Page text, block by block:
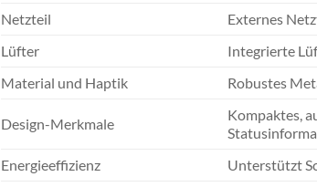
Netzteil
Externes
Lüfter
Integrierte
Material und Haptik
Robustes
Design-Merkmale
Kompaktes,
Energieeffizienz
Unterstützt